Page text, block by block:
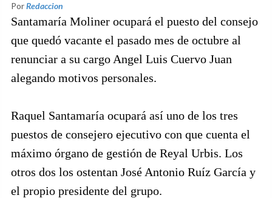
PorRedaccion
Santamaría Moliner ocupará el puesto del consejo
que quedó vacante el pasado mes de octubre al
renunciar a su cargo Angel Luis Cuervo Juan
alegando motivos personales.
Raquel Santamaría ocupará así uno de los tres
puestos de consejero ejecutivo con que cuenta el
máximo órgano de gestión de Reyal Urbis. Los
otros dos los ostentan José Antonio Ruíz García y
el propio presidente del grupo.